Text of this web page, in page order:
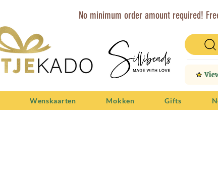
No minimum order amount required!
Wenskaarten Mokken Gifts